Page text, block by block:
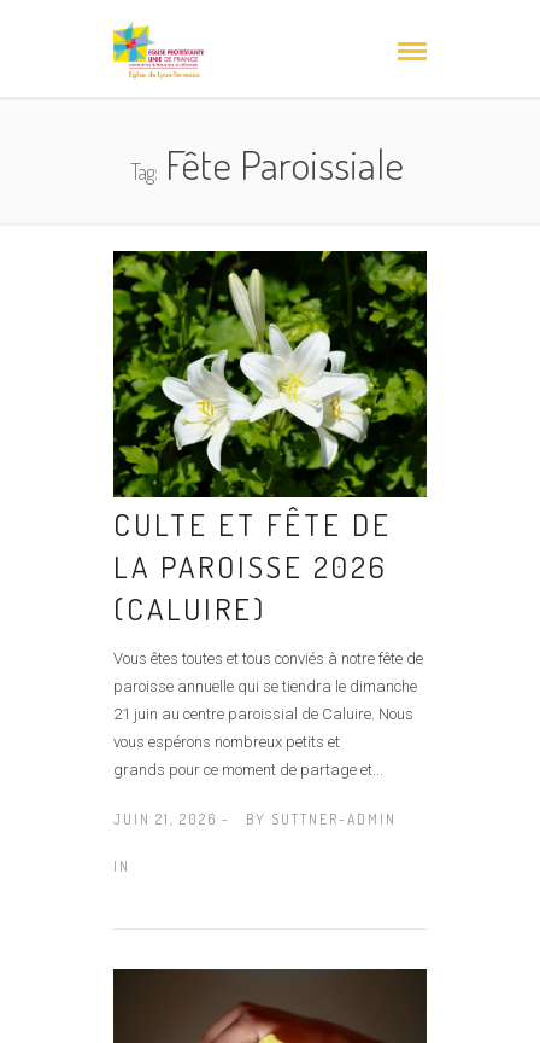
Tag:Fête Paroissiale
CULTE ET FÊTE DE
LA PAROISSE 2026
(CALUIRE)
Vous êtes toutes et tous conviés à notre fête de
paroisse annuelle qui se tiendra le dimanche
21 juin au centre paroissial de Caluire. Nous
vous espérons nombreux petits et
grands pour ce moment de partage et...
JUIN 21, 2026 - BY SUTTNER-ADMIN
IN